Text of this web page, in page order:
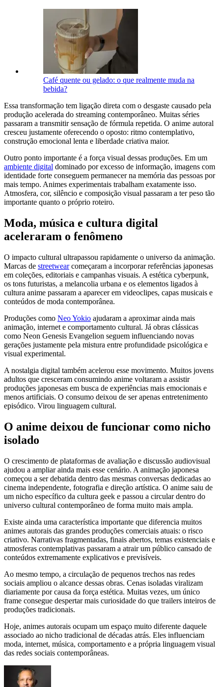
Café quente ou gelado: o que realmente muda na
bebida?
Essa transformação tem ligação direta com o desgaste causado pela
produção acelerada do streaming contemporâneo. Muitas séries
passaram a transmitir sensação de fórmula repetida. O anime autoral
cresceu justamente oferecendo o oposto: ritmo contemplativo,
construção emocional lenta e liberdade criativa maior.
Outro ponto importante é a força visual dessas produções. Em um
ambiente digital dominado por excesso de informação, imagens com
identidade forte conseguem permanecer na memória das pessoas por
mais tempo. Animes experimentais trabalham exatamente isso.
Atmosfera, cor, silêncio e composição visual passaram a ter peso tão
importante quanto o próprio roteiro.
Moda, música e cultura digital
aceleraram o fenômeno
O impacto cultural ultrapassou rapidamente o universo da animação.
Marcas de streetwearcomeçaram a incorporar referências japonesas
em coleções, editoriais e campanhas visuais. A estética cyberpunk,
os tons futuristas, a melancolia urbana e os elementos ligados à
cultura anime passaram a aparecer em videoclipes, capas musicais e
conteúdos de moda contemporânea.
Produções como Neo Yokio ajudaram a aproximar ainda mais
animação, internet e comportamento cultural. Já obras clássicas
como Neon Genesis Evangelion seguem influenciando novas
gerações justamente pela mistura entre profundidade psicológica e
visual experimental.
A nostalgia digital também acelerou esse movimento. Muitos jovens
adultos que cresceram consumindo anime voltaram a assistir
produções japonesas em busca de experiências mais emocionais e
menos artificiais. O consumo deixou de ser apenas entretenimento
episódico. Virou linguagem cultural.
O anime deixou de funcionar como nicho
isolado
O crescimento de plataformas de avaliação e discussão audiovisual
ajudou a ampliar ainda mais esse cenário. A animação japonesa
começou a ser debatida dentro das mesmas conversas dedicadas ao
cinema independente, fotografia e direção artística. O anime saiu de
um nicho específico da cultura geek e passou a circular dentro do
universo cultural contemporâneo de forma muito mais ampla.
Existe ainda uma característica importante que diferencia muitos
animes autorais das grandes produções comerciais atuais: o risco
criativo. Narrativas fragmentadas, finais abertos, temas existenciais e
atmosferas contemplativas passaram a atrair um público cansado de
conteúdos extremamente explicativos e previsíveis.
Ao mesmo tempo, a circulação de pequenos trechos nas redes
sociais ampliou o alcance dessas obras. Cenas isoladas viralizam
diariamente por causa da força estética. Muitas vezes, um único
frame consegue despertar mais curiosidade do que trailers inteiros de
produções tradicionais.
Hoje, animes autorais ocupam um espaço muito diferente daquele
associado ao nicho tradicional de décadas atrás. Eles influenciam
moda, internet, música, comportamento e a própria linguagem visual
das redes sociais contemporâneas.